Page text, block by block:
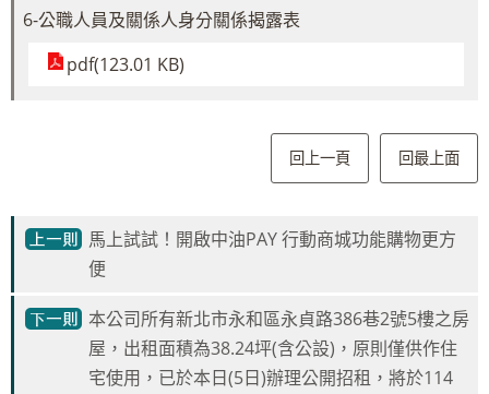
6-公職人員及關係人身分關係揭露表
pdf(123.01 KB)
回上一頁 回最上面
馬上試試！開啟中油PAY 行動商城功能購物更方
便
本公司所有新北市永和區永貞路386巷2號5樓之房
屋，出租面積為38.24坪(含公設)，原則僅供作住
宅使用，已於本日(5日)辦理公開招租，將於114